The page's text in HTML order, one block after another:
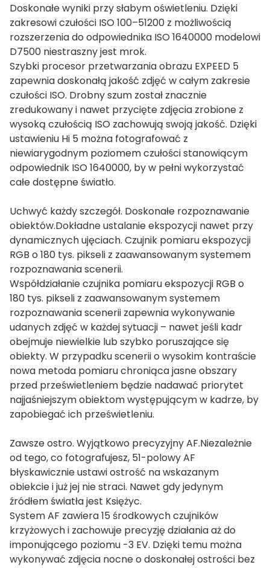
Doskonałe wyniki przy słabym oświetleniu. Dzięki
zakresowi czułości ISO 100–51200 z możliwością
rozszerzenia do odpowiednika ISO 1640000 modelowi
D7500 niestraszny jest mrok.
Szybki procesor przetwarzania obrazu EXPEED 5
zapewnia doskonałą jakość zdjęć w całym zakresie
czułości ISO. Drobny szum został znacznie
zredukowany i nawet przycięte zdjęcia zrobione z
wysoką czułością ISO zachowują swoją jakość. Dzięki
ustawieniu Hi 5 można fotografować z
niewiarygodnym poziomem czułości stanowiącym
odpowiednik ISO 1640000, by w pełni wykorzystać
całe dostępne światło.
Uchwyć każdy szczegół. Doskonałe rozpoznawanie
obiektów.Dokładne ustalanie ekspozycji nawet przy
dynamicznych ujęciach. Czujnik pomiaru ekspozycji
RGB o 180 tys. pikseli z zaawansowanym systemem
rozpoznawania scenerii.
Współdziałanie czujnika pomiaru ekspozycji RGB o
180 tys. pikseli z zaawansowanym systemem
rozpoznawania scenerii zapewnia wykonywanie
udanych zdjęć w każdej sytuacji – nawet jeśli kadr
obejmuje niewielkie lub szybko poruszające się
obiekty. W przypadku scenerii o wysokim kontraście
nowa metoda pomiaru chroniąca jasne obszary
przed prześwietleniem będzie nadawać priorytet
najjaśniejszym obiektom występującym w kadrze, by
zapobiegać ich prześwietleniu.
Zawsze ostro. Wyjątkowo precyzyjny AF.Niezależnie
od tego, co fotografujesz, 51-polowy AF
błyskawicznie ustawi ostrość na wskazanym
obiekcie i już jej nie straci. Nawet gdy jedynym
źródłem światła jest Księżyc.
System AF zawiera 15 środkowych czujników
krzyżowych i zachowuje precyzję działania aż do
imponującego poziomu -3 EV. Dzięki temu można
wykonywać zdjęcia nocne o doskonałej ostrości bez